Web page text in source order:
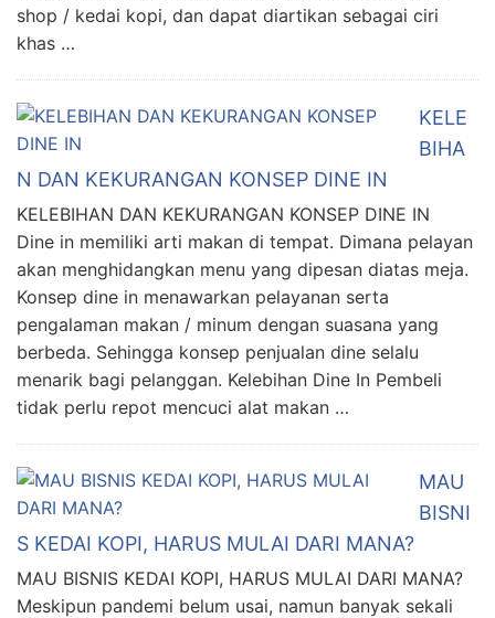
shop / kedai kopi, dan dapat diartikan sebagai ciri
khas …
KELE
BIHA
N DAN KEKURANGAN KONSEP DINE IN
KELEBIHAN DAN KEKURANGAN KONSEP DINE IN
Dine in memiliki arti makan di tempat. Dimana pelayan
akan menghidangkan menu yang dipesan diatas meja.
Konsep dine in menawarkan pelayanan serta
pengalaman makan / minum dengan suasana yang
berbeda. Sehingga konsep penjualan dine selalu
menarik bagi pelanggan. Kelebihan Dine In Pembeli
tidak perlu repot mencuci alat makan …
MAU
BISNI
S KEDAI KOPI, HARUS MULAI DARI MANA?
MAU BISNIS KEDAI KOPI, HARUS MULAI DARI MANA?
Meskipun pandemi belum usai, namun banyak sekali